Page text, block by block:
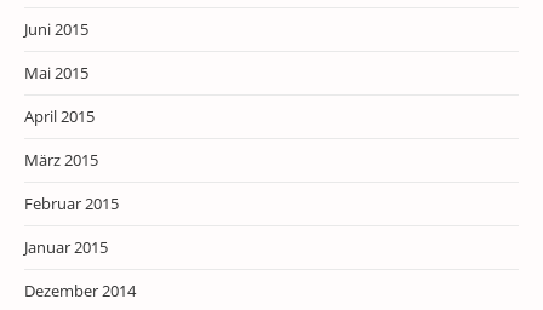
Juni 2015
Mai 2015
April 2015
März 2015
Februar 2015
Januar 2015
Dezember 2014